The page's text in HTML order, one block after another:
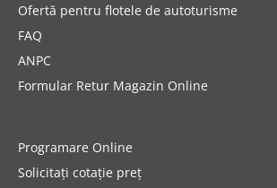
Ofertă pentru flotele de autoturisme
FAQ
ANPC
Formular Retur Magazin Online
Programare Online
Solicitați cotație preț